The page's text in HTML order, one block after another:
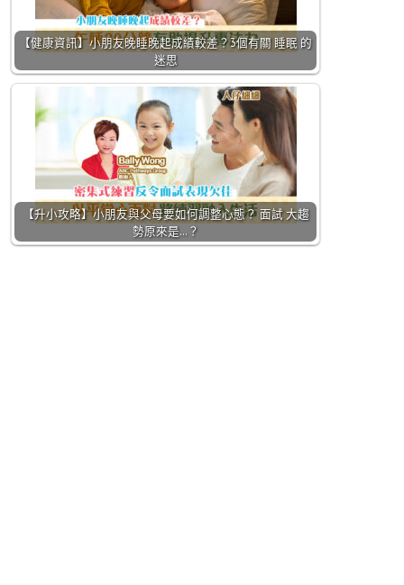
【健康資訊】小朋友晚睡晚起成績較差？3個有關 睡眠 的
迷思
【升小攻略】小朋友與父母要如何調整心態？ 面試 大趨
勢原來是…？